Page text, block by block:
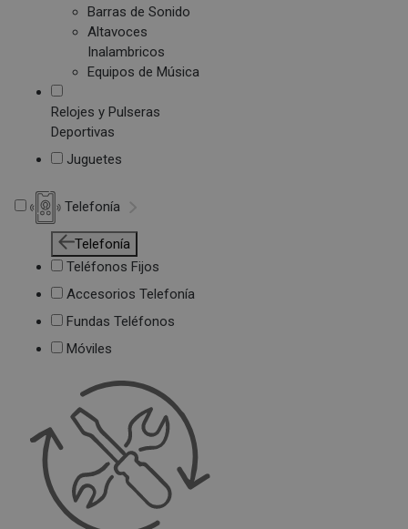
Barras de Sonido
Altavoces
Inalambricos
Equipos de Música
Relojes y Pulseras
Deportivas
Juguetes
Telefonía
Telefonía
Teléfonos Fijos
Accesorios Telefonía
Fundas Teléfonos
Móviles